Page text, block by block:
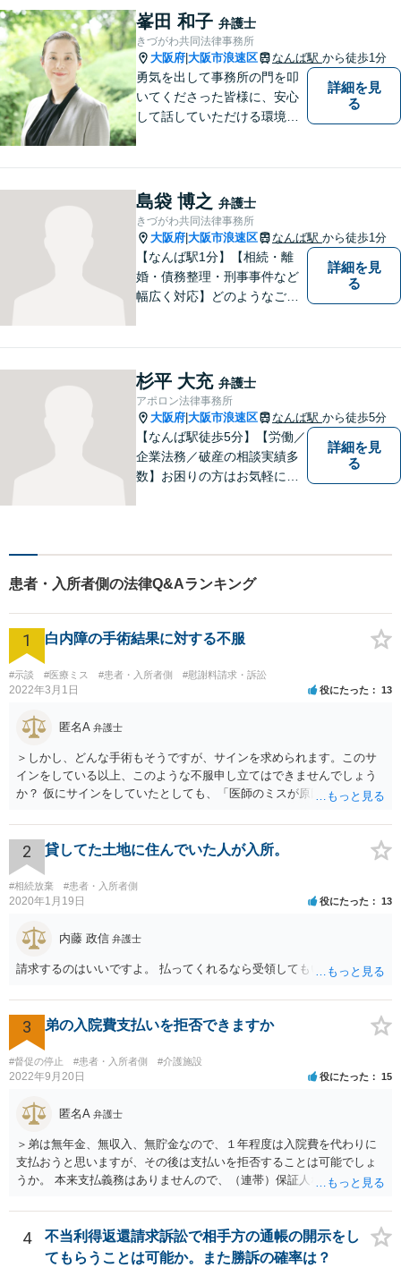
トップ対応が強み！交通事故
／遺産分割／離婚／債務整理
／その他
峯田 和子 弁護士
きづがわ共同法律事務所
大阪府 大阪市浪速区 なんば駅 から徒歩1分
勇気を出して事務所の門を叩
いてくださった皆様に、安心
して話していただける環境を
え、丁寧にサポートしてまい
ります。
詳細を見
る
島袋 博之 弁護士
きづがわ共同法律事務所
大阪府 大阪市浪速区 なんば駅 から徒歩1分
【なんば駅1分】【相続・離
婚・債務整理・刑事事件など
幅広く対応】どのようなご相
けています。一緒に解決への
道筋を考えてまいります。
詳細を見
る
杉平 大充 弁護士
アポロン法律事務所
大阪府 大阪市浪速区 なんば駅 から徒歩5分
【なんば駅徒歩5分】【労働／
企業法務／破産の相談実績多
数】お困りの方はお気軽にご
詳細を見
る
患者・入所者側の法律Q&Aランキング
1 白内障の手術結果に対する不服
#示談 #医療ミス #患者・入所者側 #慰謝料請求・訴訟
2022年3月1日 役にたった 13
匿名A 弁護士
＞しかし、どんな手術もそうですが、サインを求められます。このサ
インをしている以上、このような不服申し立てはできませんでしょう
か？ 仮にサインをしていたとしても、「医師のミスが原因で老眼がひ
眼が悪化することがあるにもかかわらず、全く説明されなかったよう
な場合」には、請求することは可能です。
2 貸してた土地に住んでいた人が入所。
#相続放棄 #患者・入所者側
2020年1月19日 役にたった 13
内藤 政信 弁護士
請求するのはいいですよ。 払ってくれるなら受領してもいいですよ。
3 弟の入院費支払いを拒否できますか
#督促の停止 #患者・入所者側 #介護施設
2022年9月20日 役にたった 15
匿名A 弁護士
＞弟は無年金、無収入、無貯金なので、１年程度は入院費を代わりに
支払おうと思いますが、その後は支払いを拒否することは可能でしょ
うか。 本来支払義務はありませんので、（連帯）保証人などにならな
4
不当利得返還請求訴訟で相手方の通帳の開示をし
てもらうことは可能か。また勝訴の確率は？